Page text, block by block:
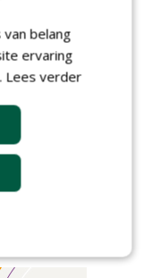
belang
ervaring
Lees verder